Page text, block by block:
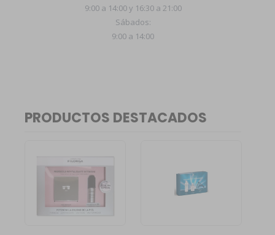
9:00 a 14:00 y 16:30 a 21:00
Sábados:
9:00 a 14:00